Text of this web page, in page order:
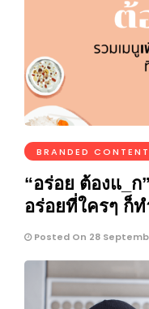
BRANDED CONTENT
“อร่อย ต้องแ_
อร่อยที่ใครๆ ก็ท
Posted On 28